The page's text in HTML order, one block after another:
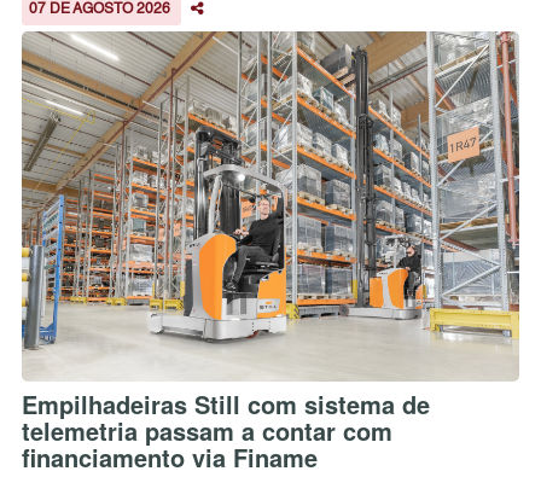
07 DE AGOSTO 2026
Empilhadeiras Still com sistema de
telemetria passam a contar com
financiamento via Finame